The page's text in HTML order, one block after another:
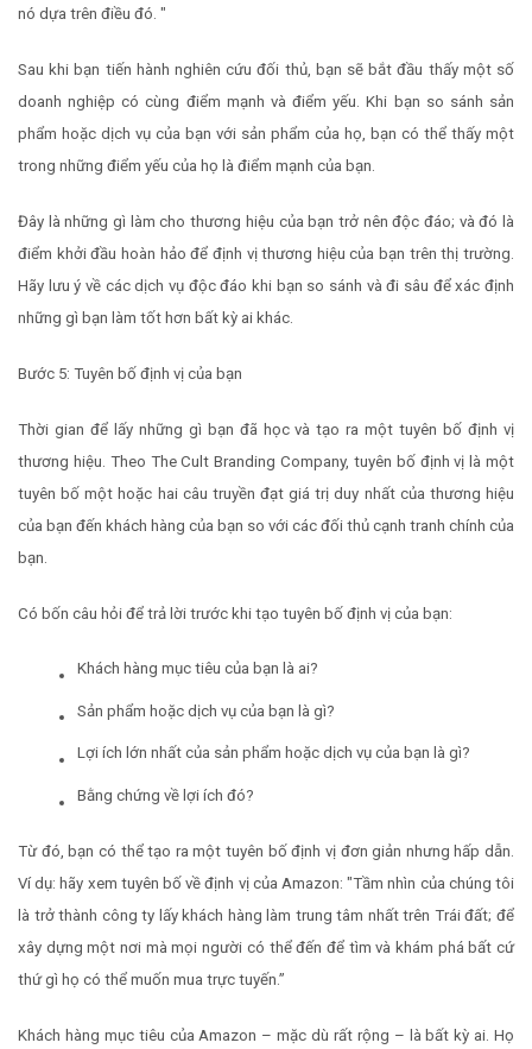
nó dựa trên điều đó. "
Sau khi bạn tiến hành nghiên cứu đối thủ, bạn sẽ bắt đầu thấy một số
doanh nghiệp có cùng điểm mạnh và điểm yếu. Khi bạn so sánh sản
phẩm hoặc dịch vụ của bạn với sản phẩm của họ, bạn có thể thấy một
trong những điểm yếu của họ là điểm mạnh của bạn.
Đây là những gì làm cho thương hiệu của bạn trở nên độc đáo; và đó là
điểm khởi đầu hoàn hảo để định vị thương hiệu của bạn trên thị trường.
Hãy lưu ý về các dịch vụ độc đáo khi bạn so sánh và đi sâu để xác định
những gì bạn làm tốt hơn bất kỳ ai khác.
Bước 5: Tuyên bố định vị của bạn
Thời gian để lấy những gì bạn đã học và tạo ra một tuyên bố định vị
thương hiệu. Theo The Cult Branding Company, tuyên bố định vị là một
tuyên bố một hoặc hai câu truyền đạt giá trị duy nhất của thương hiệu
của bạn đến khách hàng của bạn so với các đối thủ cạnh tranh chính của
bạn.
Có bốn câu hỏi để trả lời trước khi tạo tuyên bố định vị của bạn:
Khách hàng mục tiêu của bạn là ai?
Sản phẩm hoặc dịch vụ của bạn là gì?
Lợi ích lớn nhất của sản phẩm hoặc dịch vụ của bạn là gì?
Bằng chứng về lợi ích đó?
Từ đó, bạn có thể tạo ra một tuyên bố định vị đơn giản nhưng hấp dẫn.
Ví dụ: hãy xem tuyên bố về định vị của Amazon: "Tầm nhìn của chúng tôi
là trở thành công ty lấy khách hàng làm trung tâm nhất trên Trái đất; để
xây dựng một nơi mà mọi người có thể đến để tìm và khám phá bất cứ
thứ gì họ có thể muốn mua trực tuyến.”
Khách hàng mục tiêu của Amazon – mặc dù rất rộng – là bất kỳ ai. Họ